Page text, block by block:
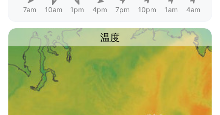
7am 10am 1pm 4pm 7pm 10pm 1am 4am
温度